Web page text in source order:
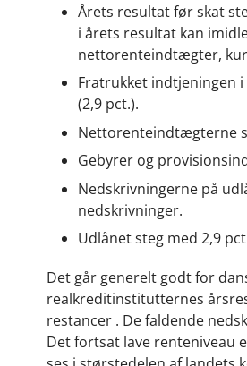
Årets resultat før skat
i årets resultat kan
nettorenteindtægter,
Fratrukket indtjeningen
(2,9 pct.).
Nettorenteindtægterne
Gebyrer og
Nedskrivningerne på
nedskrivninger.
Udlånet steg med 2,9
Det går generelt godt for
realkreditinstitutternes
restancer . De faldende
Det fortsat lave renteniveau